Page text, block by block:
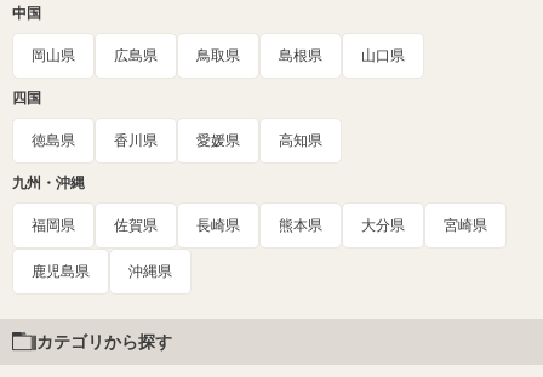
中国
岡山県 広島県 鳥取県 島根県 山口県
四国
徳島県 香川県 愛媛県 高知県
九州・沖縄
福岡県 佐賀県 長崎県 熊本県 大分県 宮崎県
鹿児島県 沖縄県
カテゴリから探す